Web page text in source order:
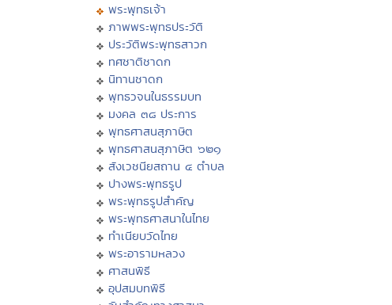
พระพุทธเจ้า
ภาพพระพุทธประวัติ
ประวัติพระพุทธสาวก
ทศชาติชาดก
นิทานชาดก
พุทธวจนในธรรมบท
มงคล ๓๘ ประการ
พุทธศาสนสุภาษิต
พุทธศาสนสุภาษิต ๖๒๑
สังเวชนียสถาน ๔ ตำบล
ปางพระพุทธรูป
พระพุทธรูปสำคัญ
พระพุทธศาสนาในไทย
ทำเนียบวัดไทย
พระอารามหลวง
ศาสนพิธี
อุปสมบทพิธี